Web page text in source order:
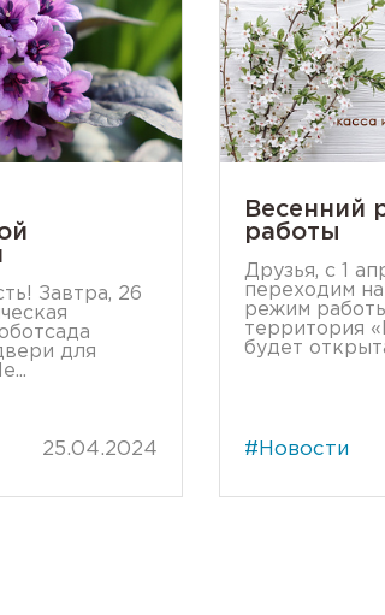
Завтра, 26
для
25.04.2024
Весенний
работы
Друзья, с 1
переходим
режим
территория
будет
#Новости